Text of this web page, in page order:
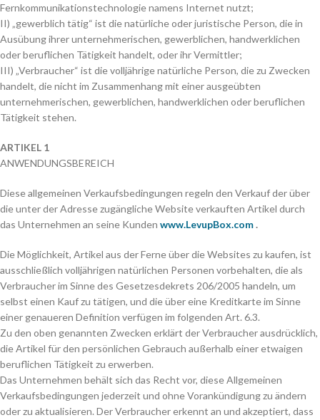
Fernkommunikationstechnologie namens Internet nutzt;
II) „gewerblich tätig“ ist die natürliche oder juristische Person, die in
Ausübung ihrer unternehmerischen, gewerblichen, handwerklichen
oder beruflichen Tätigkeit handelt, oder ihr Vermittler;
III) „Verbraucher“ ist die volljährige natürliche Person, die zu Zwecken
handelt, die nicht im Zusammenhang mit einer ausgeübten
unternehmerischen, gewerblichen, handwerklichen oder beruflichen
Tätigkeit stehen.
ARTIKEL 1
ANWENDUNGSBEREICH
Diese allgemeinen Verkaufsbedingungen regeln den Verkauf der über
die unter der Adresse zugängliche Website verkauften Artikel durch
das Unternehmen an seine Kunden www.LevupBox.com.
Die Möglichkeit, Artikel aus der Ferne über die Websites zu kaufen, ist
ausschließlich volljährigen natürlichen Personen vorbehalten, die als
Verbraucher im Sinne des Gesetzesdekrets 206/2005 handeln, um
selbst einen Kauf zu tätigen, und die über eine Kreditkarte im Sinne
einer genaueren Definition verfügen im folgenden Art. 6.3.
Zu den oben genannten Zwecken erklärt der Verbraucher ausdrücklich,
die Artikel für den persönlichen Gebrauch außerhalb einer etwaigen
beruflichen Tätigkeit zu erwerben.
Das Unternehmen behält sich das Recht vor, diese Allgemeinen
Verkaufsbedingungen jederzeit und ohne Vorankündigung zu ändern
oder zu aktualisieren. Der Verbraucher erkennt an und akzeptiert, dass